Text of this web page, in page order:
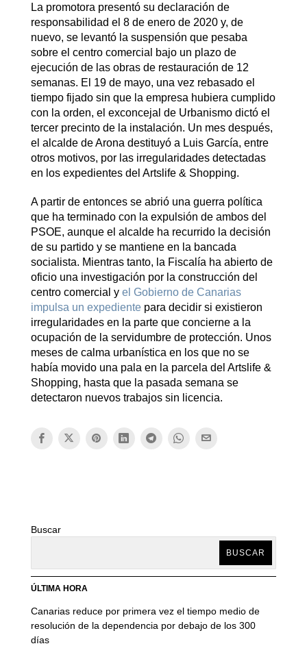
La promotora presentó su declaración de
responsabilidad el 8 de enero de 2020 y, de
nuevo, se levantó la suspensión que pesaba
sobre el centro comercial bajo un plazo de
ejecución de las obras de restauración de 12
semanas. El 19 de mayo, una vez rebasado el
tiempo fijado sin que la empresa hubiera cumplido
con la orden, el exconcejal de Urbanismo dictó el
tercer precinto de la instalación. Un mes después,
el alcalde de Arona destituyó a Luis García, entre
otros motivos, por las irregularidades detectadas
en los expedientes del Artslife & Shopping.
A partir de entonces se abrió una guerra política
que ha terminado con la expulsión de ambos del
PSOE, aunque el alcalde ha recurrido la decisión
de su partido y se mantiene en la bancada
socialista. Mientras tanto, la Fiscalía ha abierto de
oficio una investigación por la construcción del
centro comercial y el Gobierno de Canarias
impulsa un expedientepara decidir si existieron
irregularidades en la parte que concierne a la
ocupación de la servidumbre de protección. Unos
meses de calma urbanística en los que no se
había movido una pala en la parcela del Artslife &
Shopping, hasta que la pasada semana se
detectaron nuevos trabajos sin licencia.
Buscar
BUSCAR
ÚLTIMA HORA
Canarias reduce por primera vez el tiempo medio de
resolución de la dependencia por debajo de los 300
días